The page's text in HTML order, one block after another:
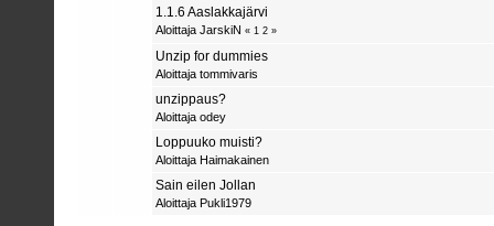
1.1.6 Aaslakkajärvi
Aloittaja JarskiN « 1 2 »
Unzip for dummies
Aloittaja tommivaris
unzippaus?
Aloittaja odey
Loppuuko muisti?
Aloittaja Haimakainen
Sain eilen Jollan
Aloittaja Pukli1979